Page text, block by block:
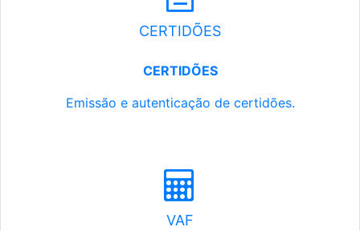
CERTIDÕES
CERTIDÕES
Emissão e autenticação de certidões.
VAF